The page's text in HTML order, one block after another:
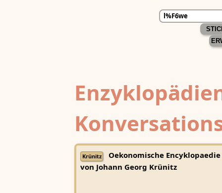
Krünitz
Oekonomische Encyklopaedie
von Johann Georg Krünitz